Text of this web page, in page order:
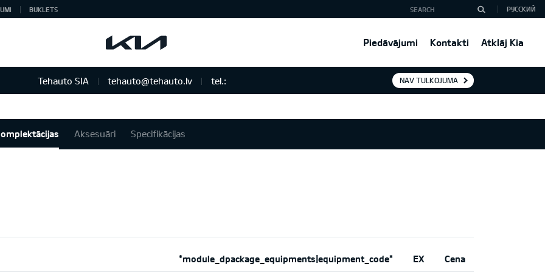
Piedāvājumi Kontakti Atklāj Kia
BUKLETS РУССКИЙ
Tehauto SIA tehauto@tehauto.lv tel.: NAV TULKOJUMA
Aksesuāri Specifikācijas
*module_dpackage_equipments|equipment_code* EX Cena